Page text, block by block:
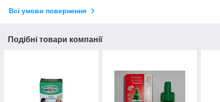
Всі умови повернення
Подібні товари компанії